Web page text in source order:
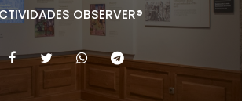
OBSERVER®